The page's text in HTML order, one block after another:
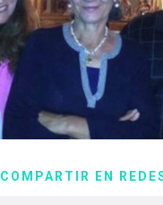
COMPARTIR EN